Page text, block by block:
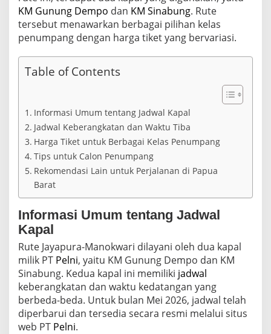
a
r
i
e
i
6
:
n
f
o
a
s
e
r
k
i
n
i
d
KM Gunung Dempo dan KM Sinabung. Rute
tersebut menawarkan berbagai pilihan kelas
penumpang dengan harga tiket yang bervariasi.
Table of Contents
Informasi Umum tentang Jadwal Kapal
Jadwal Keberangkatan dan Waktu Tiba
Harga Tiket untuk Berbagai Kelas Penumpang
Tips untuk Calon Penumpang
Rekomendasi Lain untuk Perjalanan di Papua
Barat
Informasi Umum tentang Jadwal
Kapal
Rute Jayapura-Manokwari dilayani oleh dua kapal
milik PT Pelni, yaitu KM Gunung Dempo dan KM
Sinabung. Kedua kapal ini memiliki jadwal
keberangkatan dan waktu kedatangan yang
berbeda-beda. Untuk bulan Mei 2026, jadwal telah
diperbarui dan tersedia secara resmi melalui situs
web PT Pelni.